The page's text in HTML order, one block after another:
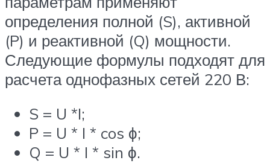
определения полной (S), активной
(P) и реактивной (Q) мощности.
Следующие формулы подходят для
расчета однофазных сетей 220 В:
S = U *I;
P = U * I * cos ϕ;
Q = U * I * sin ϕ.